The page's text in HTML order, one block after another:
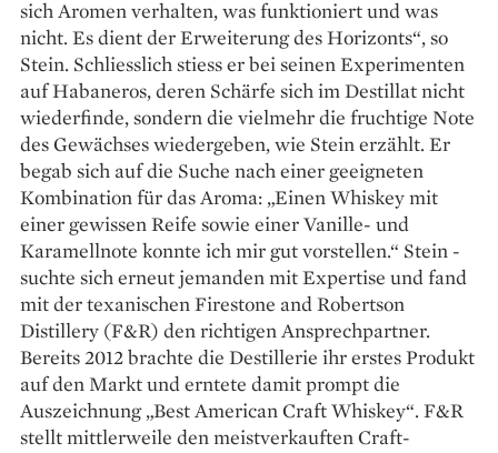
sich Aromen verhalten, was funktioniert und was
nicht. Es dient der Erweiterung des Horizonts“, so
Stein. Schliesslich stiess er bei seinen Experimenten
auf Habaneros, deren Schärfe sich im Destillat nicht
wiederfinde, sondern die vielmehr die fruchtige Note
des Gewächses wiedergeben, wie Stein erzählt. Er
begab sich auf die Suche nach einer geeigneten
Kombination für das Aroma: „Einen Whiskey mit
einer gewissen Reife sowie einer Vanille- und
Karamellnote konnte ich mir gut vorstellen.“ Stein ­
suchte sich erneut jemanden mit Expertise und fand
mit der texanischen Firestone and Robertson
Distillery (F&R) den richtigen Ansprechpartner.
Bereits 2012 brachte die Destillerie ihr erstes Produkt
auf den Markt und erntete damit prompt die
Auszeichnung „Best American Craft Whiskey“. F&R
stellt mittlerweile den meistverkauften Craft-